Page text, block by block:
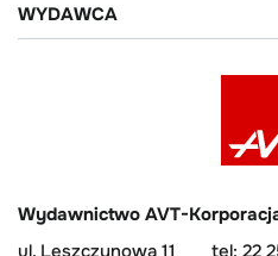
WYDAWCA
Wydawnictwo AVT-
ul. Leszczynowa 11
tel: 22